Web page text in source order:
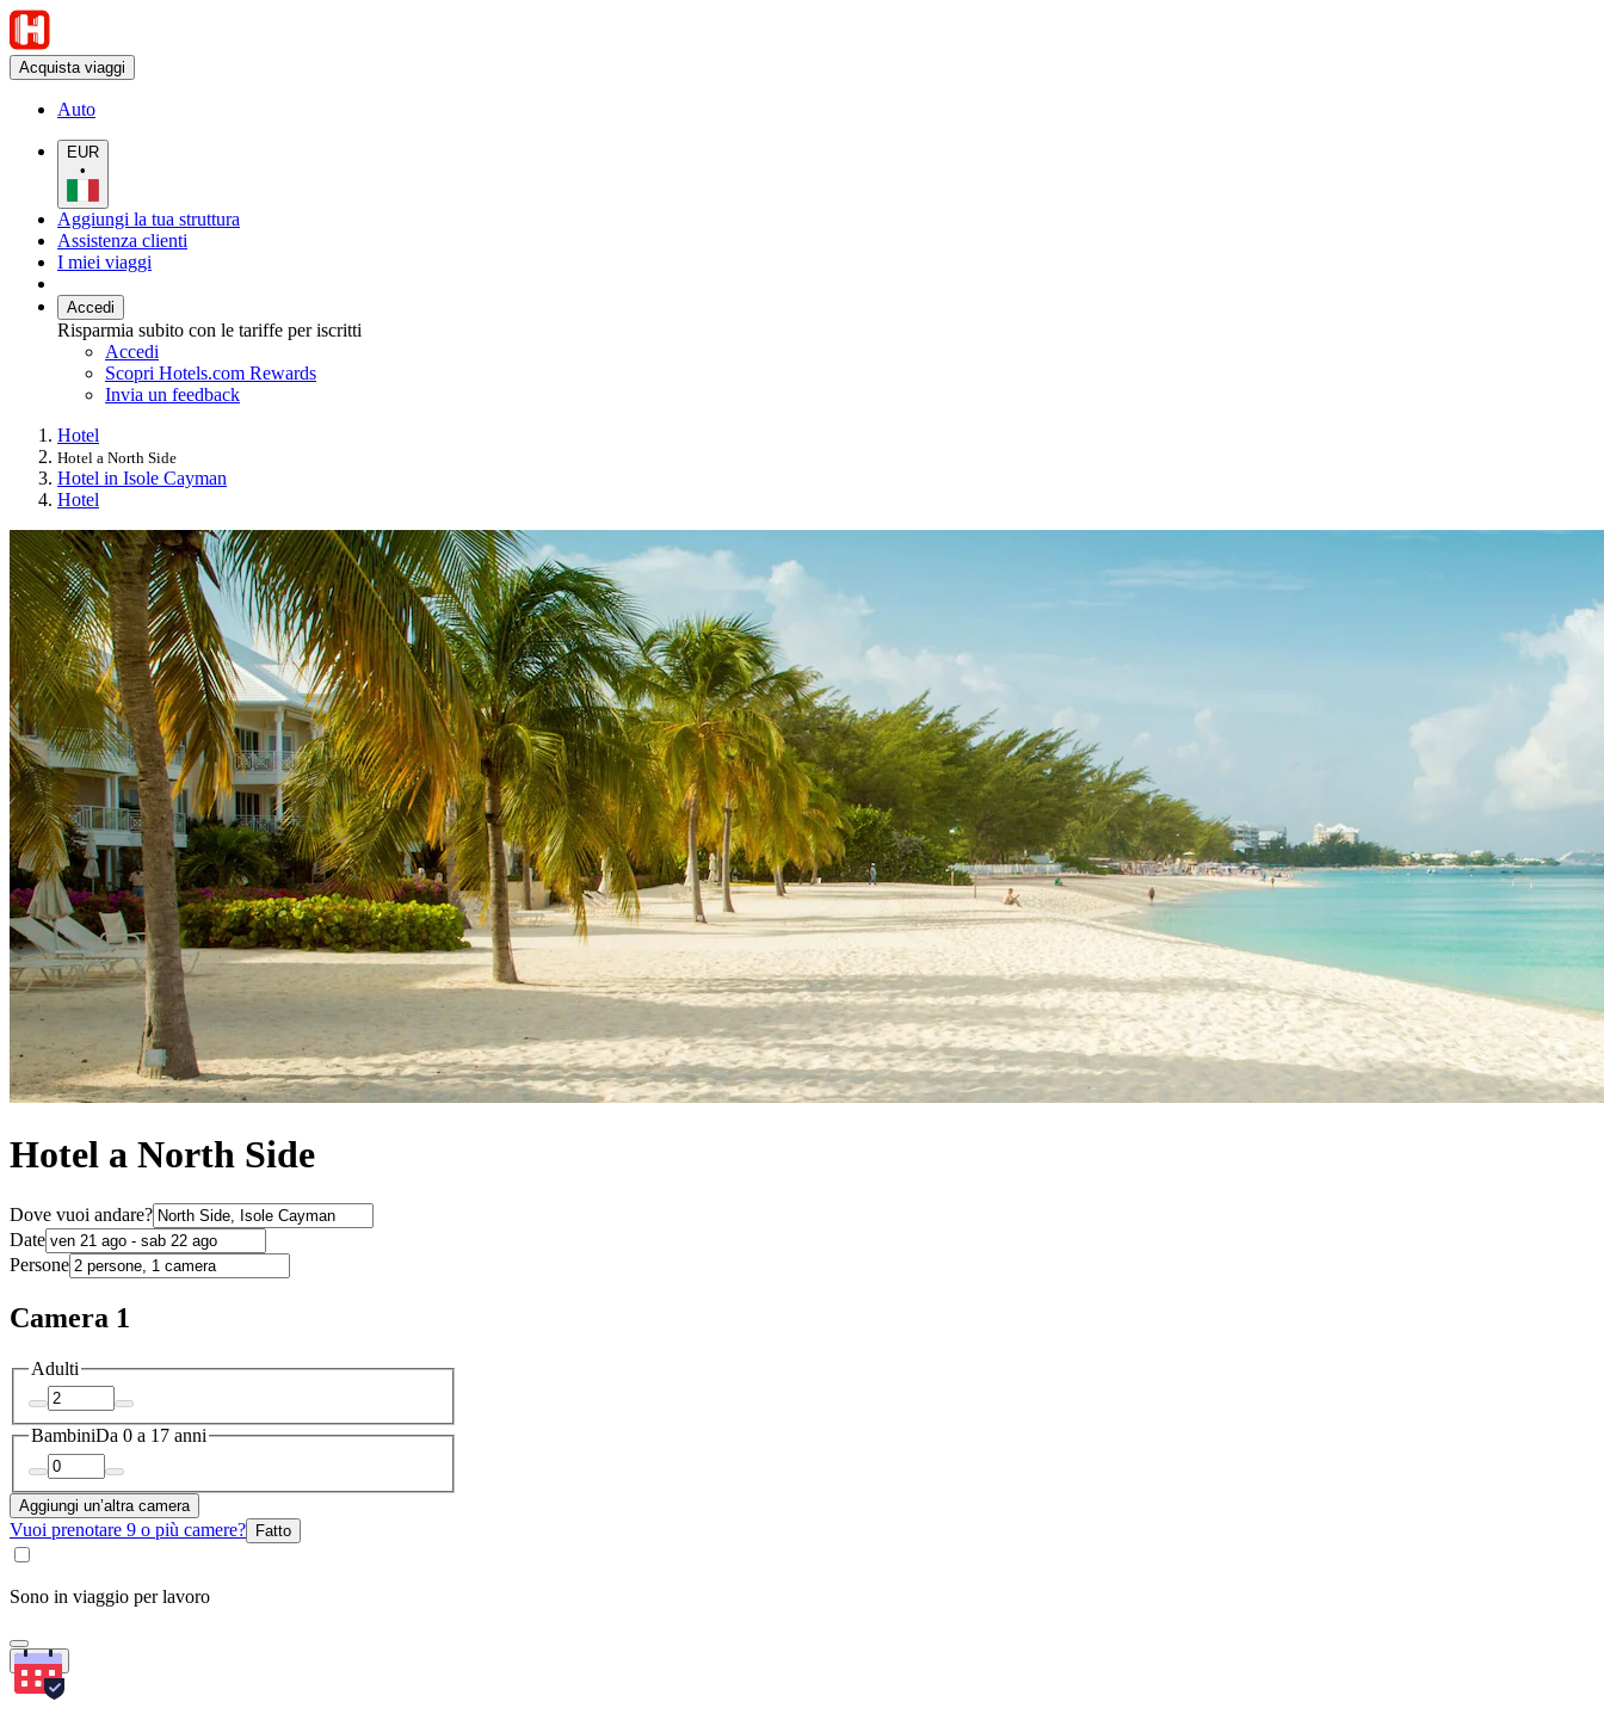
Acquista viaggi
Auto
EUR
•
Aggiungi la tua struttura
Assistenza clienti
I miei viaggi
Accedi
Risparmia subito con le tariffe per iscritti
Accedi
Scopri Hotels.com Rewards
Invia un feedback
Hotel
Hotel a North Side
Hotel in Isole Cayman
Hotel
Hotel a North Side
Dove vuoi andare?
Date
Persone
Camera 1
Adulti
BambiniDa 0 a 17 anni
Aggiungi un’altra camera
Vuoi prenotare 9 o più camere? Fatto
Sono in viaggio per lavoro
Cerca